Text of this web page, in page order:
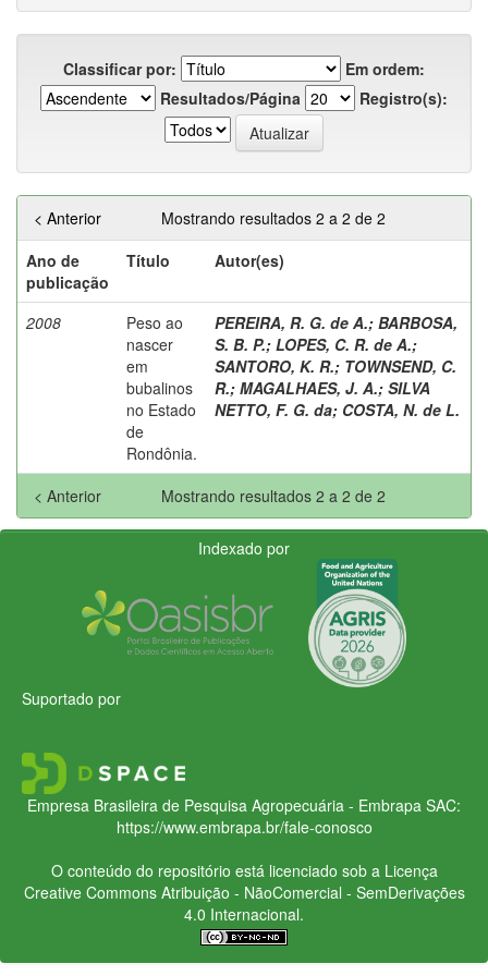
Classificar por:
Em ordem:
Resultados/Página
Registro(s):
Mostrando resultados 2 a 2 de 2
< Anterior
Ano de
publicação
Título Autor(es)
2008
Peso ao
nascer
em
bubalinos
no Estado
de
Rondônia.
PEREIRA, R. G. de A.; BARBOSA,
S. B. P.; LOPES, C. R. de A.;
SANTORO, K. R.; TOWNSEND, C.
R.; MAGALHAES, J. A.; SILVA
NETTO, F. G. da; COSTA, N. de L.
Mostrando resultados 2 a 2 de 2
< Anterior
Indexado por
Suportado por
Empresa Brasileira de Pesquisa Agropecuária - Embrapa SAC:
https://www.embrapa.br/fale-conosco
O conteúdo do repositório está licenciado sob a Licença
Creative CommonsAtribuição - NãoComercial - SemDerivações
4.0 Internacional.